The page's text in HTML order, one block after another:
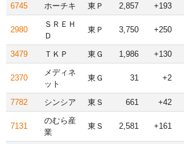
6745 ホーチキ 東Ｐ 2,857 +193
2980
ＳＲＥＨ
Ｄ
東Ｐ 3,750 +250
3479 ＴＫＰ 東Ｇ 1,986 +130
2370
メディネ
ット
東Ｇ 31 +2
7782 シンシア 東Ｓ 661 +42
7131
のむら産
業
東Ｓ 2,581 +161